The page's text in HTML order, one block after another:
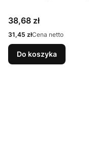
Cena
38,68 zł
Cena
31,45 złCena netto
Do koszyka